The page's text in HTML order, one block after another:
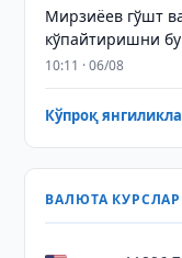
Мирзиёев гўшт
кўпайтиришни
10:11 · 06/08
Кўпроқ
ВАЛЮТА